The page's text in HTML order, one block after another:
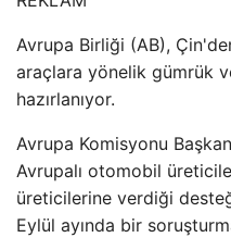
Avrupa Birliği (AB),
araçlara yönelik gümrük
hazırlanıyor.
Avrupa Komisyonu
Avrupalı ​​otomobil
üreticilerine verdiği
Eylül ayında bir